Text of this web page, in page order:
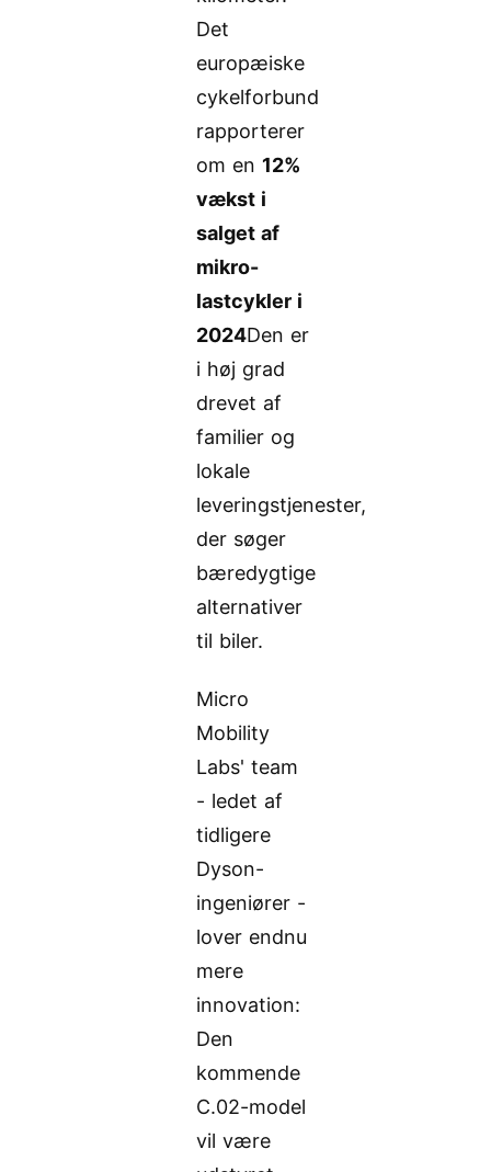
Det
europæiske
cykelforbund
rapporterer
om en 12%
vækst i
salget af
mikro-
lastcykler i
2024Den er
i høj grad
drevet af
familier og
lokale
leveringstjenester,
der søger
bæredygtige
alternativer
til biler.
Micro
Mobility
Labs' team
- ledet af
tidligere
Dyson-
ingeniører -
lover endnu
mere
innovation:
Den
kommende
C.02-model
vil være